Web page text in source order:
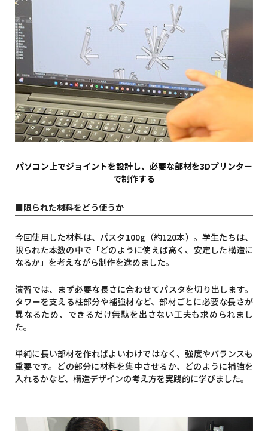
パソコン上でジョイントを設計し、必要な部材を3Dプリンター
で制作する
■限られた材料をどう使うか
今回使用した材料は、パスタ100g（約120本）。学生たちは、
限られた本数の中で「どのように使えば高く、安定した構造に
なるか」を考えながら制作を進めました。
演習では、まず必要な長さに合わせてパスタを切り出します。
タワーを支える柱部分や補強材など、部材ごとに必要な長さが
異なるため、できるだけ無駄を出さない工夫も求められまし
た。
単純に長い部材を作ればよいわけではなく、強度やバランスも
重要です。どの部分に材料を集中させるか、どのように補強を
入れるかなど、構造デザインの考え方を実践的に学びました。